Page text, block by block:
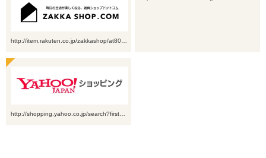
http://item.rakuten.co.jp/zakkashop/at80…
http://shopping.yahoo.co.jp/search?first…